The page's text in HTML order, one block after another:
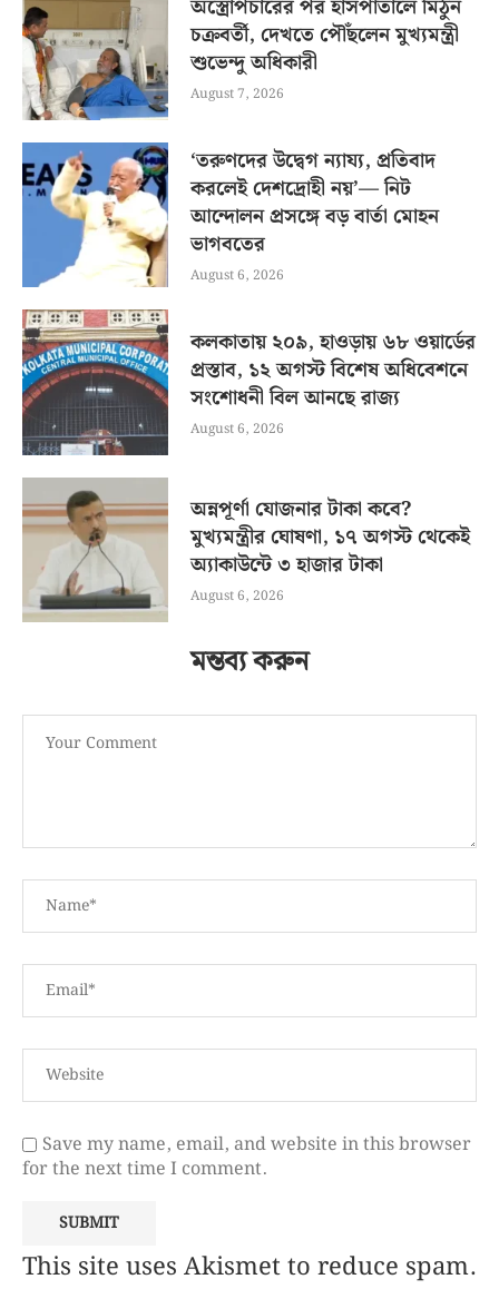
অস্ত্রোপচারের পর হাসপাতালে মিঠুন
চক্রবর্তী, দেখতে পৌঁছলেন মুখ্যমন্ত্রী
শুভেন্দু অধিকারী
August 7, 2026
‘তরুণদের উদ্বেগ ন্যায্য, প্রতিবাদ
করলেই দেশদ্রোহী নয়’— নিট
আন্দোলন প্রসঙ্গে বড় বার্তা মোহন
ভাগবতের
August 6, 2026
কলকাতায় ২০৯, হাওড়ায় ৬৮ ওয়ার্ডের
প্রস্তাব, ১২ অগস্ট বিশেষ অধিবেশনে
সংশোধনী বিল আনছে রাজ্য
August 6, 2026
অন্নপূর্ণা যোজনার টাকা কবে?
মুখ্যমন্ত্রীর ঘোষণা, ১৭ অগস্ট থেকেই
অ্যাকাউন্টে ৩ হাজার টাকা
August 6, 2026
মন্তব্য করুন
Save my name, email, and website in this browser
for the next time I comment.
This site uses Akismet to reduce spam.